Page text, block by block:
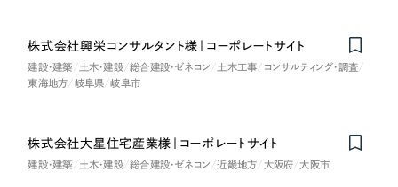
株式会社興栄コンサルタント様｜コーポレートサイト
建設・建築 土木・建設 総合建設・ゼネコン 土木工事
コンサルティング・調査
東海地方
岐阜県 岐阜市
株式会社大星住宅産業様｜コーポレートサイト
建設・建築 土木・建設 総合建設・ゼネコン 近畿地方 大阪府 大阪市